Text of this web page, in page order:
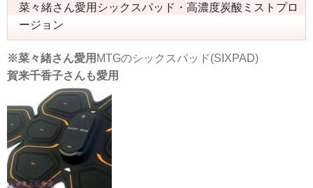
菜々緒さん愛用シックスパッド・高濃度炭酸ミストプロ
ージョン
※菜々緒さん愛用 MTGのシックスパッド(SIXPAD)
賀来千香子さんも愛用